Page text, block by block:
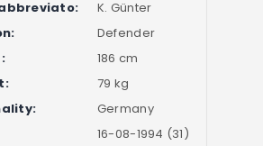
K. Günter
Defender
186 cm
79 kg
Germany
16-08-1994 (31)